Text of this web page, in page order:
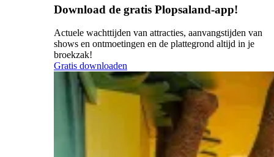
Download de gratis Plopsaland-app!
Actuele wachttijden van attracties, aanvangstijden van
shows en ontmoetingen en de plattegrond altijd in je
broekzak!
Gratis downloaden